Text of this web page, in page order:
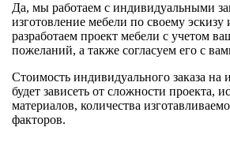
Да, мы работаем с индивидуальными
изготовление мебели по своему
разработаем проект мебели с учетом
пожеланий, а также согласуем его с
Стоимость индивидуального заказа на
будет зависеть от сложности проекта,
материалов, количества
факторов.